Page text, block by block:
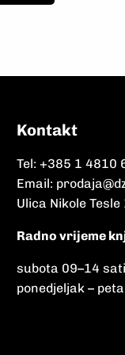
Kontakt
Tel: +385 1 4810
Email:
Ulica Nikole
Radno vrijeme
subota 09–14 sati
ponedjeljak –